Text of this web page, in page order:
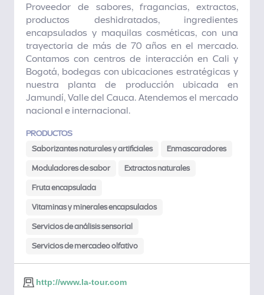
Proveedor de sabores, fragancias, extractos,
productos deshidratados, ingredientes
encapsulados y maquilas cosméticas, con una
trayectoria de más de 70 años en el mercado.
Contamos con centros de interacción en Cali y
Bogotá, bodegas con ubicaciones estratégicas y
nuestra planta de producción ubicada en
Jamundí, Valle del Cauca. Atendemos el mercado
nacional e internacional.
PRODUCTOS
Saborizantes naturales y artificiales Enmascaradores
Moduladores de sabor Extractos naturales
Fruta encapsulada
Vitaminas y minerales encapsulados
Servicios de análisis sensorial
Servicios de mercadeo olfativo
http://www.la-tour.com